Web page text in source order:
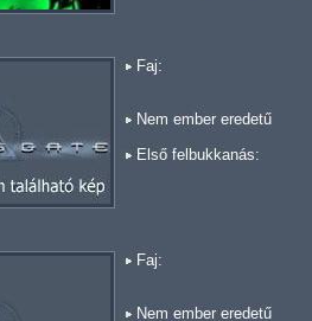
Faj:
Nem ember eredetű
Első felbukkanás:
Faj:
Nem ember eredetű